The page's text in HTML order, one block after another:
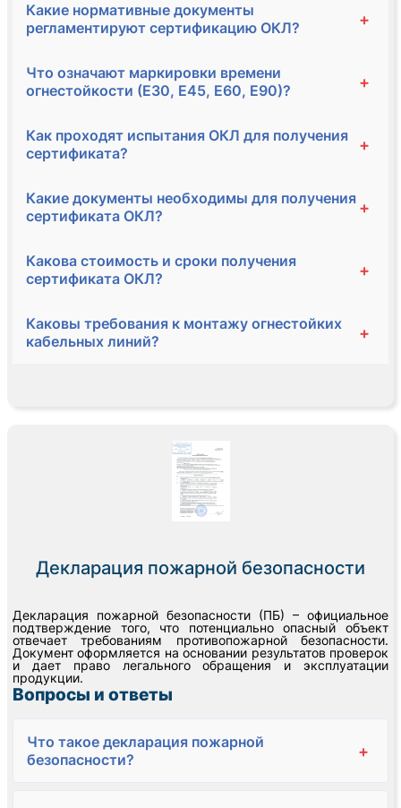
Какие нормативные документы
регламентируют сертификацию ОКЛ?
+
Что означают маркировки времени
огнестойкости (Е30, Е45, Е60, Е90)?
+
Как проходят испытания ОКЛ для получения
сертификата?
+
Какие документы необходимы для получения
сертификата ОКЛ?
+
Какова стоимость и сроки получения
сертификата ОКЛ?
+
Каковы требования к монтажу огнестойких
кабельных линий?
+
Декларация пожарной безопасности
Декларация пожарной безопасности (ПБ) – официальное
подтверждение того, что потенциально опасный объект
отвечает требованиям противопожарной безопасности.
Документ оформляется на основании результатов проверок
и дает право легального обращения и эксплуатации
продукции.
Вопросы и ответы
Что такое декларация пожарной
безопасности?
+